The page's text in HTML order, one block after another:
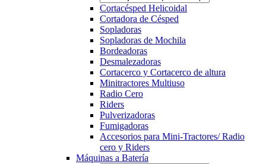
Cortacésped Helicoidal
Cortadora de Césped
Sopladoras
Sopladoras de Mochila
Bordeadoras
Desmalezadoras
Cortacerco y Cortacerco de altura
Minitractores Multiuso
Radio Cero
Riders
Pulverizadoras
Fumigadoras
Accesorios para Mini-Tractores/ Radio
cero y Riders
Máquinas a Batería